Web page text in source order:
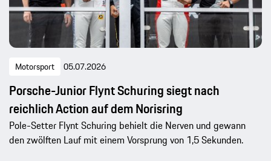
Motorsport 05.07.2026
Porsche-Junior Flynt Schuring siegt nach
reichlich Action auf dem Norisring
Pole-Setter Flynt Schuring behielt die Nerven und gewann
den zwölften Lauf mit einem Vorsprung von 1,5 Sekunden.